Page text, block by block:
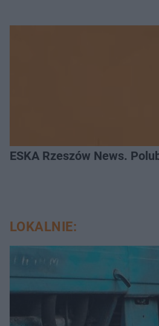
ESKA Rzeszów News.
LOKALNIE: